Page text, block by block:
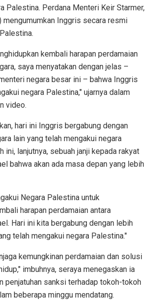
Palestina. Perdana Menteri Keir Starmer,
Inggris secara resmi
kembali harapan perdamaian
saya menyatakan dengan jelas –
negara besar ini – bahwa Inggris
negara Palestina," ujarnya dalam
video.
hari ini Inggris bergabung dengan
lain yang telah mengakui negara
ini, lanjutnya, sebuah janji kepada rakyat
bahwa akan ada masa depan yang lebih
Negara Palestina untuk
harapan perdamaian antara
Hari ini kita bergabung dengan lebih
telah mengakui negara Palestina."
kemungkinan perdamaian dan solusi
imbuhnya, seraya menegaskan ia
penjatuhan sanksi terhadap tokoh-tokoh
beberapa minggu mendatang.